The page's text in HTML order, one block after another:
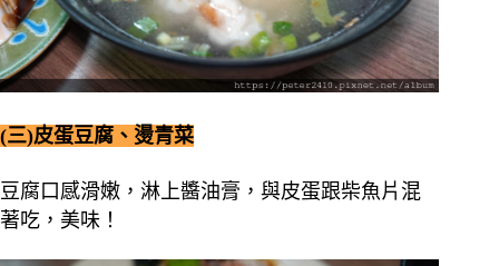
(三)皮蛋豆腐、燙青菜
豆腐口感滑嫩，淋上醬油膏，與皮蛋跟柴魚片混
著吃，美味！